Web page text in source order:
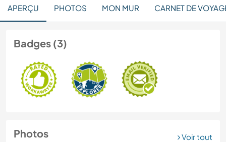
APERÇU PHOTOS MON MUR CARNET DE
Badges (3)
Photos Voir tout